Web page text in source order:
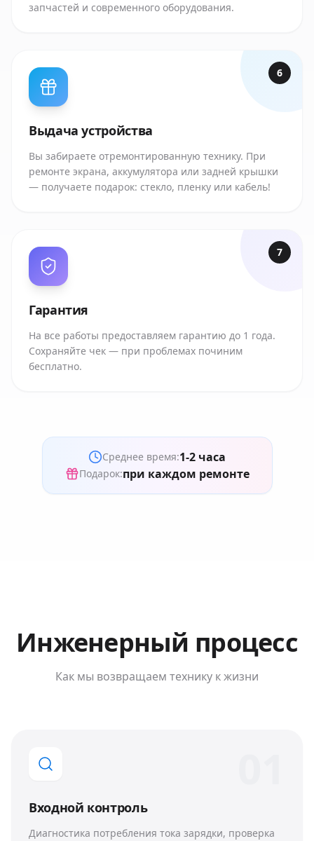
запчастей и современного оборудования.
6
Выдача устройства
Вы забираете отремонтированную технику. При
ремонте экрана, аккумулятора или задней крышки
— получаете подарок: стекло, пленку или кабель!
7
Гарантия
На все работы предоставляем гарантию до 1 года.
Сохраняйте чек — при проблемах починим
бесплатно.
Среднее время:1-2 часа
Подарок:при каждом ремонте
Инженерный процесс
Как мы возвращаем технику к жизни
Входной контроль
Диагностика потребления тока зарядки, проверка